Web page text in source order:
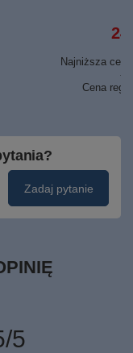
Najniższa
Cena
Zadaj pytanie
5